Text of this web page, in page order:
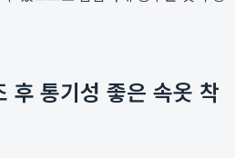
후 통기성 좋은 속옷 착